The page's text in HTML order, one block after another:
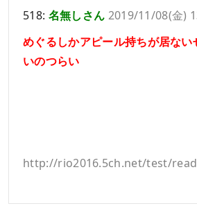
518: 名無しさん 2019/11/08(金)
めぐるしかアピール持ちが居な
いのつらい
http://rio2016.5ch.net/test/